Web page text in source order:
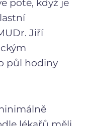
poté, když je
Jiří
půl hodiny